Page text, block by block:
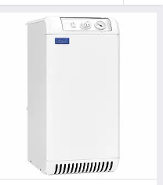
по всій Україні.